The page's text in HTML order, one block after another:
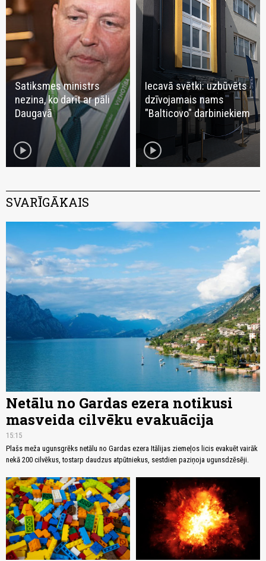
Satiksmes ministrs
nezina, ko darīt ar pāli
Daugavā
play_circle
Iecavā svētki: uzbūvēts
dzīvojamais nams
"Balticovo" darbiniekiem
play_circle
SVARĪGĀKAIS
Netālu no Gardas ezera notikusi
masveida cilvēku evakuācija
15:15
Plašs meža ugunsgrēks netālu no Gardas ezera Itālijas ziemeļos licis evakuēt vairāk
nekā 200 cilvēkus, tostarp daudzus atpūtniekus, sestdien paziņoja ugunsdzēsēji.